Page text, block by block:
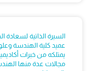
السيرة الذاتية لسعادة
عميد كلية الهندسة
يمتلكه من خبرات
مجالات عدة منها